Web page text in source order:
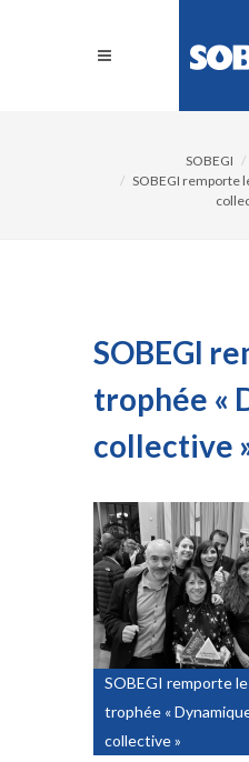
SOBEGI
SOBEGI remporte
SOBEGI
trophée «
collective
SOBEGI remporte le
trophée «
collective »